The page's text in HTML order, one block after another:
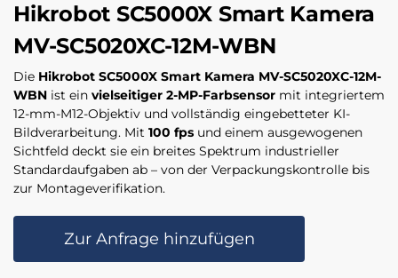
Hikrobot SC5000X Smart Kamera
MV-SC5020XC-12M-WBN
Die Hikrobot SC5000X Smart Kamera MV-SC5020XC-12M-
WBN ist ein vielseitiger 2-MP-Farbsensor mit integriertem
12-mm-M12-Objektiv und vollständig eingebetteter KI-
Bildverarbeitung. Mit 100 fps und einem ausgewogenen
Sichtfeld deckt sie ein breites Spektrum industrieller
Standardaufgaben ab – von der Verpackungskontrolle bis
zur Montageverifikation.
Zur Anfrage hinzufügen